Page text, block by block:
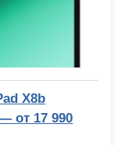
X8b
от 17 990